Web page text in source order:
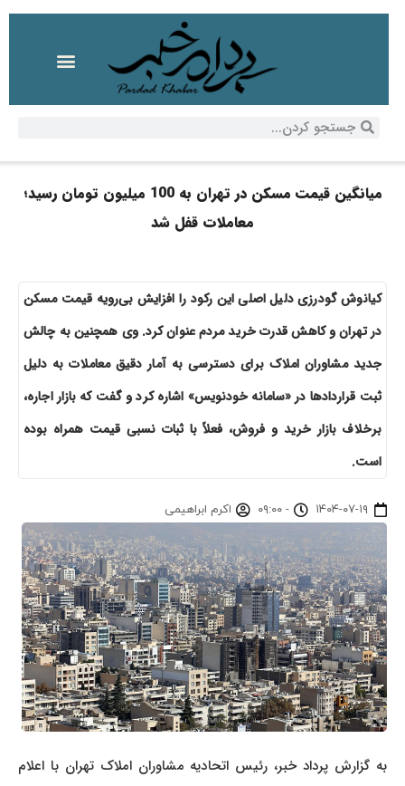
میانگین قیمت مسکن در تهران به 100 میلیون تومان رسید؛
معاملات قفل شد
کیانوش گودرزی دلیل اصلی این رکود را افزایش بی‌رویه قیمت مسکن
در تهران و کاهش قدرت خرید مردم عنوان کرد. وی همچنین به چالش
جدید مشاوران املاک برای دسترسی به آمار دقیق معاملات به دلیل
ثبت قراردادها در «سامانه خودنویس» اشاره کرد و گفت که بازار اجاره،
برخلاف بازار خرید و فروش، فعلاً با ثبات نسبی قیمت همراه بوده
است.
۱۴۰۴-۰۷-۱۹ - ۰۹:۰۰ اکرم ابراهیمی
به گزارش پرداد خبر، رئیس اتحادیه مشاوران املاک تهران با اعلام